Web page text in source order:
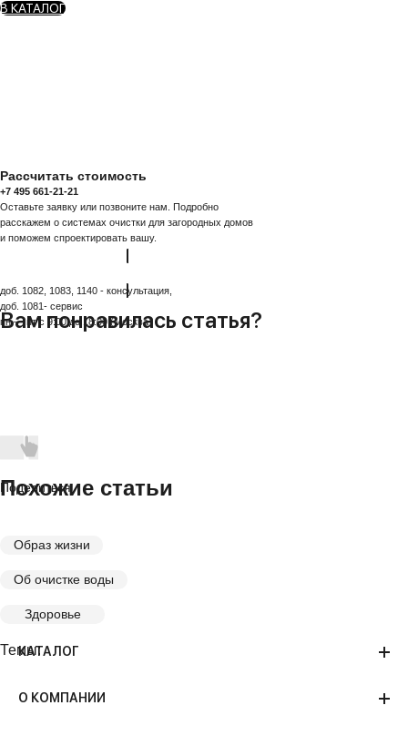
Рассчитать стоимость
+7 495 661-21-21
Оставьте заявку или позвоните нам. Подробно
расскажем о системах очистки для загородных домов
и поможем спроектировать вашу.
доб. 1082, 1083, 1140 - консультация,
доб. 1081- сервис
пн — пт с 9:00 до 18:00 (Москва)
В КАТАЛОГ
Поделиться
Образ жизни
Об очистке воды
Здоровье
Темы:
Вам понравилась статья?
Похожие статьи
КАТАЛОГ
О КОМПАНИИ